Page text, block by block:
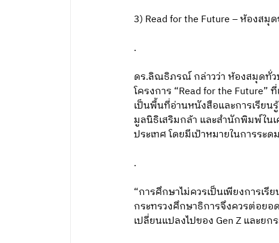
3) Read for the Future – ห้องสมุ
.
ดร.ลิณธิภรณ์ กล่าวว่า ห้องสมุดทั่วป
โครงการ “Read for the
เป็นพื้นที่อ่านหนังสือและการเรีย
มูลนิธิเสริมกล้า และสำนักพิมพ์ใน
ประเทศ โดยมีเป้าหมายในการระ
.
“การศึกษาไม่ควรเป็นเพียงการเ
กระทรวงศึกษาธิการจึงควรต่อย
เปลี่ยนแปลงไปของ Gen Z และย